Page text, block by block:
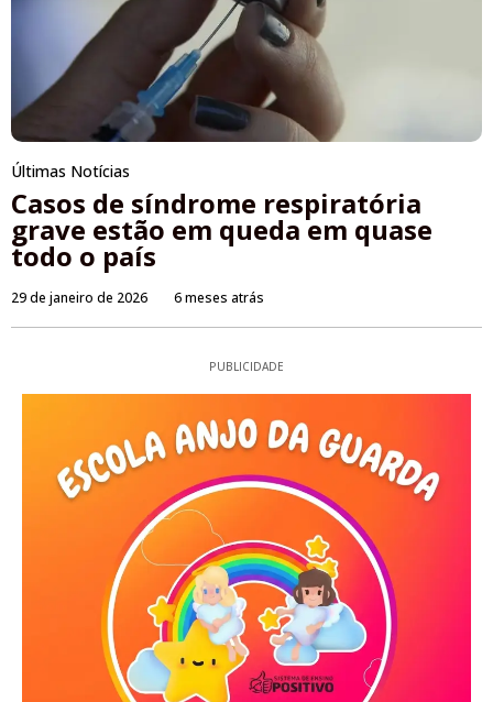
Últimas Notícias
Casos de síndrome respiratória
grave estão em queda em quase
todo o país
29 de janeiro de 2026 6 meses atrás
PUBLICIDADE